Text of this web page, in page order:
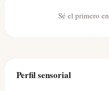
Sé el primero
Perfil sensorial